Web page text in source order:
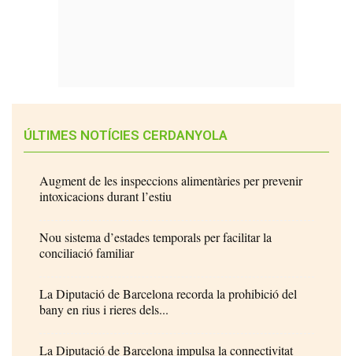
ÚLTIMES NOTÍCIES CERDANYOLA
Augment de les inspeccions alimentàries per prevenir
intoxicacions durant l’estiu
Nou sistema d’estades temporals per facilitar la
conciliació familiar
La Diputació de Barcelona recorda la prohibició del
bany en rius i rieres dels...
La Diputació de Barcelona impulsa la connectivitat